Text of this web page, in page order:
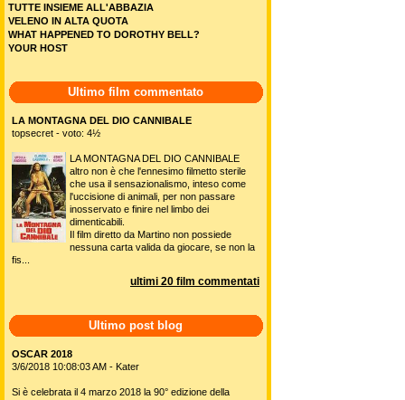
TUTTE INSIEME ALL'ABBAZIA
VELENO IN ALTA QUOTA
WHAT HAPPENED TO DOROTHY BELL?
YOUR HOST
Ultimo film commentato
LA MONTAGNA DEL DIO CANNIBALE
topsecret - voto: 4½
LA MONTAGNA DEL DIO CANNIBALE
altro non è che l'ennesimo filmetto sterile
che usa il sensazionalismo, inteso come
l'uccisione di animali, per non passare
inosservato e finire nel limbo dei
dimenticabili.
Il film diretto da Martino non possiede
nessuna carta valida da giocare, se non la
fis...
ultimi 20 film commentati
Ultimo post blog
OSCAR 2018
3/6/2018 10:08:03 AM - Kater
Si è celebrata il 4 marzo 2018 la 90° edizione della